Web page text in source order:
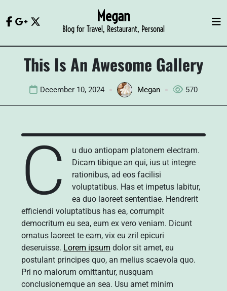
content
Megan
Blog for Travel, Restaurant, Personal
This Is An Awesome Gallery
December 10, 2024 Megan 570
C
u duo antiopam platonem electram.
Dicam tibique an qui, ius ut integre
rationibus, ad eos facilisi
voluptatibus. Has et impetus labitur,
ea duo laoreet sententiae. Hendrerit
efficiendi voluptatibus has ea, corrumpit
democritum eu sea, eum ex vero veniam. Dicunt
ornatus laoreet te eam, vix eu zril epicuri
deseruisse. Lorem ipsum dolor sit amet, eu
postulant principes quo, an melius scaevola quo.
Pri no malorum omittantur, nusquam
conclusionemque an sea. Usu amet minim